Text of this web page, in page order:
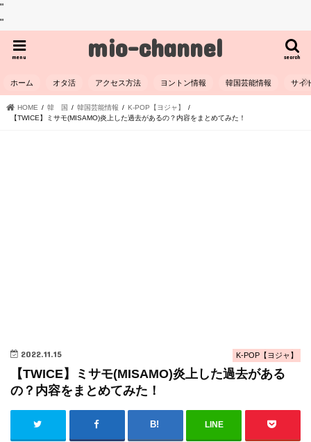
"
"
mio-channel search
menu
ホーム オタ活 アクセス方法 ヨントン情報 韓国芸能情報 サイ
HOME 韓 国 韓国芸能情報
K-POP【ヨジャ】
【TWICE】ミサモ(MISAMO)炎上した過去があるの？内容をまとめてみた！
K-POP【ヨジャ】
2022.11.15
【TWICE】ミサモ(MISAMO)炎上した過去がある
の？内容をまとめてみた！
LINE